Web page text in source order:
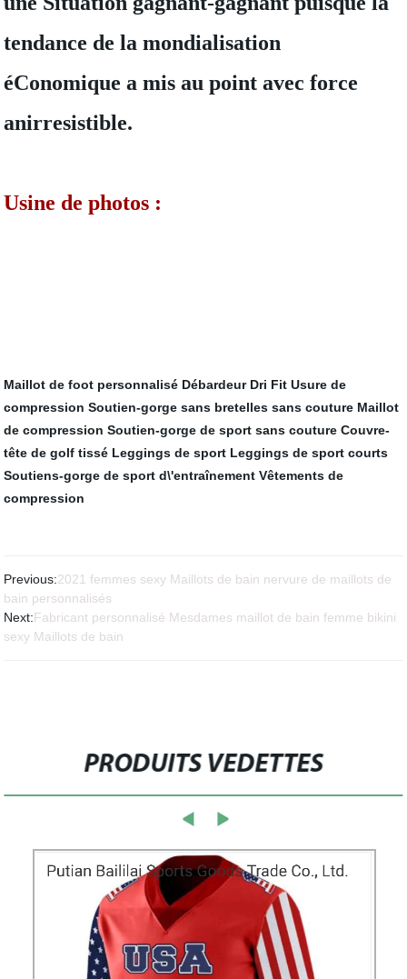
tendance de la mondialisation
éConomique a mis au point avec force
anirresistible.
Usine de photos :
Maillot de foot personnalisé Débardeur Dri Fit Usure de
compression Soutien-gorge sans bretelles sans couture Maillot
de compression Soutien-gorge de sport sans couture Couvre-
tête de golf tissé Leggings de sport Leggings de sport courts
Soutiens-gorge de sport d\'entraînement Vêtements de
compression
Previous:2021 femmes sexy Maillots de bain nervure de maillots de
bain personnalisés
Next:Fabricant personnalisé Mesdames maillot de bain femme bikini
sexy Maillots de bain
PRODUITS VEDETTES